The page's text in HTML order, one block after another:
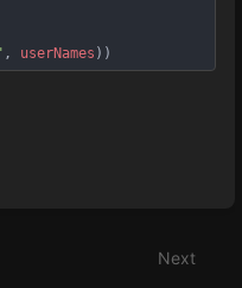
, userNames ))
Next